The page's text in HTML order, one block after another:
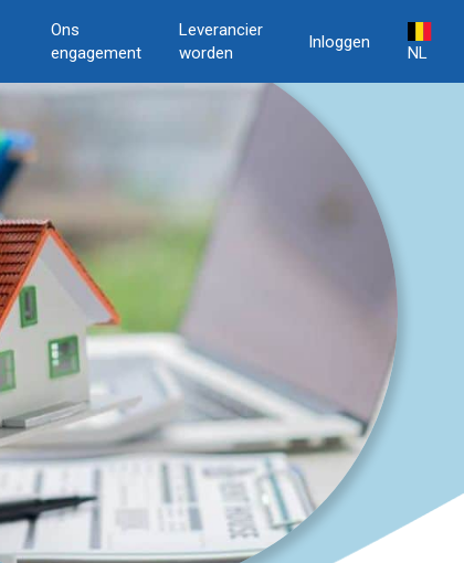
Ons
engagement
Leverancier
worden
Inloggen
NL